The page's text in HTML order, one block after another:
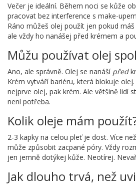
Večer je ideální. Během noci se kůže
pracovat bez interference s make-
Ráno můžeš olej použít jen pokud
ale vždy ho nanášej před krémem a
Můžu používat olej
Ano, ale správně. Olej se nanáší před
Krém vytváří bariéru, která blokuje
nejprve olej, pak krém. Ale většině lidí
není potřeba.
Kolik oleje mám
2-3 kapky na celou pleť je dost. Více
může způsobit zacpané póry. Vždy
jen jemně dotýkej kůže. Neotírej.
Jak dlouho trvá, než